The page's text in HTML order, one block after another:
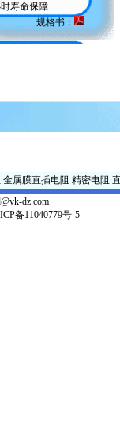
寿命保障
规格书：
金属膜直插电阻 精密电阻
dz.com
备11040779号-5